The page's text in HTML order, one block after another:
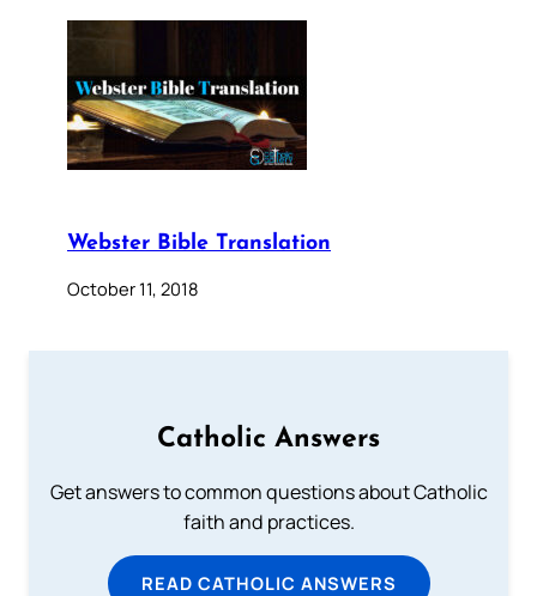
Webster Bible Translation
October 11, 2018
Catholic Answers
Get answers to common questions about Catholic
faith and practices.
READ CATHOLIC ANSWERS